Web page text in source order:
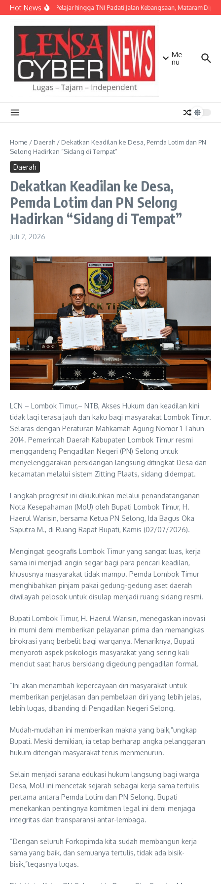
Lewati ke konten
Hot NewsRibuan Pelajar hingga TNI Padati Jalan Kebangsaan, Mataram
Me
nu
Home / Daerah / Dekatkan Keadilan ke Desa, Pemda Lotim dan PN
Selong Hadirkan “Sidang di Tempat”
Daerah
Dekatkan Keadilan ke Desa,
Pemda Lotim dan PN Selong
Hadirkan “Sidang di Tempat”
Juli 2, 2026
LCN – Lombok Timur,– NTB, Akses Hukum dan keadilan kini
tidak lagi terasa jauh dan kaku bagi masyarakat Lombok Timur.
Selaras dengan Peraturan Mahkamah Agung Nomor 1 Tahun
2014. Pemerintah Daerah Kabupaten Lombok Timur resmi
menggandeng Pengadilan Negeri (PN) Selong untuk
menyelenggarakan persidangan langsung ditingkat Desa dan
kecamatan melalui sistem Zitting Plaats, sidang didempat.
Langkah progresif ini dikukuhkan melalui penandatanganan
Nota Kesepahaman (MoU) oleh Bupati Lombok Timur, H.
Haerul Warisin, bersama Ketua PN Selong, Ida Bagus Oka
Saputra M., di Ruang Rapat Bupati, Kamis (02/07/2026).
Mengingat geografis Lombok Timur yang sangat luas, kerja
sama ini menjadi angin segar bagi para pencari keadilan,
khususnya masyarakat tidak mampu. Pemda Lombok Timur
menghibahkan pinjam pakai gedung-gedung aset daerah
diwilayah pelosok untuk disulap menjadi ruang sidang resmi.
Bupati Lombok Timur, H. Haerul Warisin, menegaskan inovasi
ini murni demi memberikan pelayanan prima dan memangkas
birokrasi yang berbelit bagi warganya. Menariknya, Bupati
menyoroti aspek psikologis masyarakat yang sering kali
menciut saat harus bersidang digedung pengadilan formal.
“Ini akan menambah kepercayaan diri masyarakat untuk
memberikan penjelasan dan pembelaan diri yang lebih jelas,
lebih lugas, dibanding di Pengadilan Negeri Selong.
Mudah-mudahan ini memberikan makna yang baik,”ungkap
Bupati. Meski demikian, ia tetap berharap angka pelanggaran
hukum ditengah masyarakat terus menmenurun.
Selain menjadi sarana edukasi hukum langsung bagi warga
Desa, MoU ini mencetak sejarah sebagai kerja sama tertulis
pertama antara Pemda Lotim dan PN Selong. Bupati
menekankan pentingnya komitmen legal ini demi menjaga
integritas dan transparansi antar-lembaga.
“Dengan seluruh Forkopimda kita sudah membangun kerja
sama yang baik, dan semuanya tertulis, tidak ada bisik-
bisik,”tegasnya lugas.